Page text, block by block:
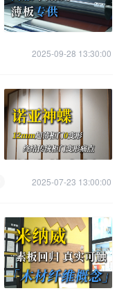
2025-09-28 13:30:00
2025-07-23 13:00:00